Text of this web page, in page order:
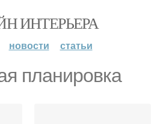
ИНТЕРЬЕРА
новости статьи
планировка